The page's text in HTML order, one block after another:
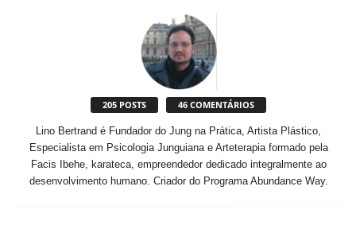
205 POSTS 46 COMENTÁRIOS
Lino Bertrand é Fundador do Jung na Prática, Artista Plástico,
Especialista em Psicologia Junguiana e Arteterapia formado pela
Facis Ibehe, karateca, empreendedor dedicado integralmente ao
desenvolvimento humano. Criador do Programa Abundance Way.